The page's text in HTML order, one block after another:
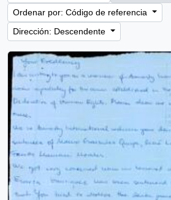
Ordenar por: Código de referencia
Dirección: Descendente